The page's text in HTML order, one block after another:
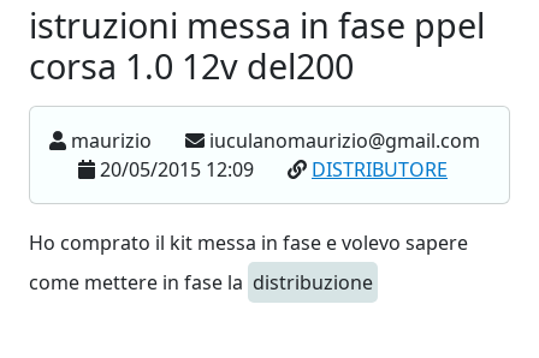
istruzioni messa in fase ppel
corsa 1.0 12v del200
maurizio
iuculanomaurizio@gmail.com
20/05/2015 12:09
DISTRIBUTORE
Ho comprato il kit messa in fase e volevo sapere
come mettere in fase la distribuzione